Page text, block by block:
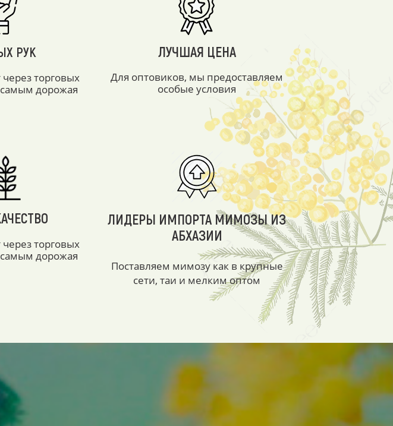
РУК
торговых
дорожая
ЛУЧШАЯ ЦЕНА
Для оптовиков, мы предоставляем
особые условия
торговых
дорожая
ЛИДЕРЫ ИМПОРТА МИМОЗЫ ИЗ
АБХАЗИИ
Поставляем мимозу как в крупные
сети, таи и мелким оптом